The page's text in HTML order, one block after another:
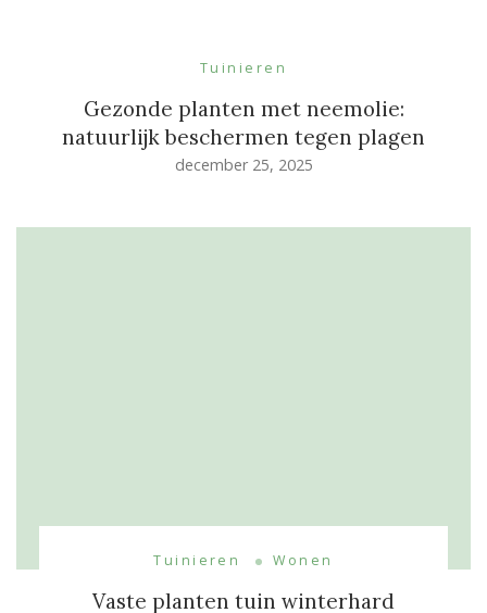
Tuinieren
Gezonde planten met neemolie:
natuurlijk beschermen tegen plagen
december 25, 2025
Tuinieren Wonen
Vaste planten tuin winterhard